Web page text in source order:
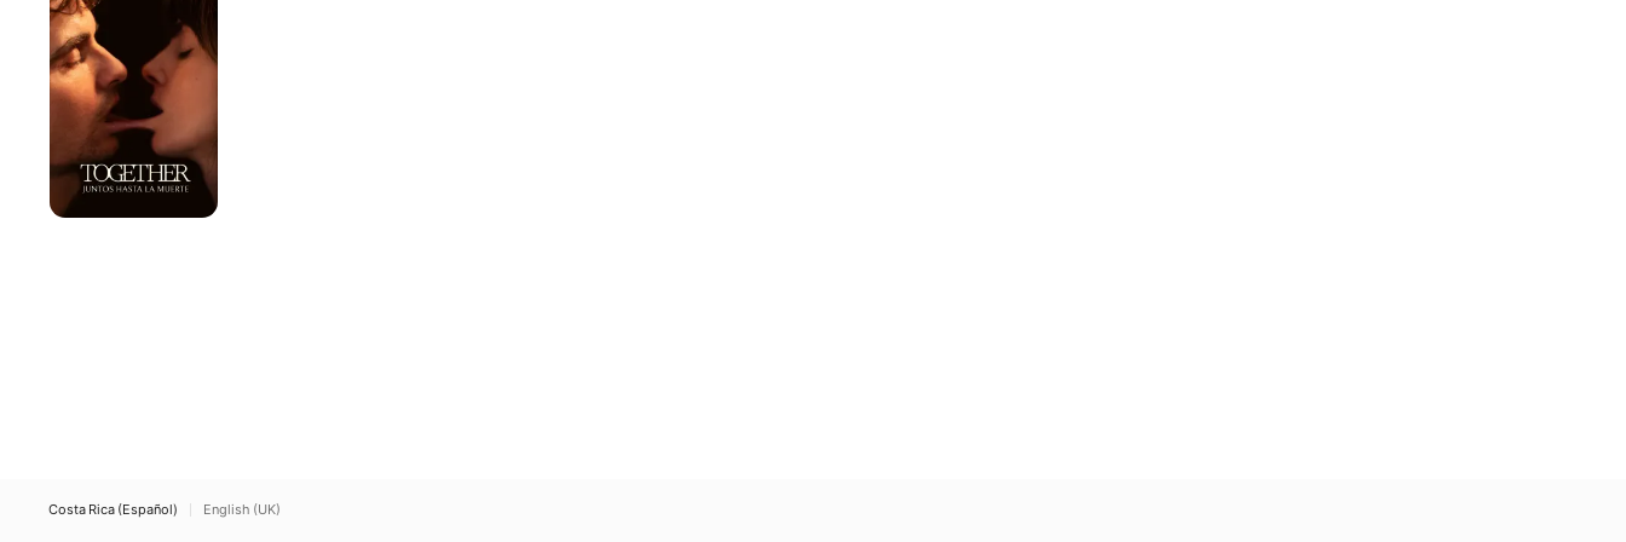
hasta
la
muerte
Costa Rica (Español) English (UK)